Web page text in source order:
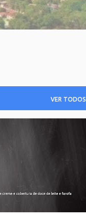
VER TODOS